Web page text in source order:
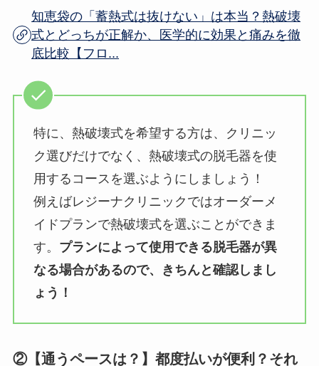
知恵袋の「蓄熱式は抜けない」は本当？熱破壊
式とどっちが正解か、医学的に効果と痛みを徹
底比較【フロ...
特に、熱破壊式を希望する方は、クリニッ
ク選びだけでなく、熱破壊式の脱毛器を使
用するコースを選ぶようにしましょう！
例えばレジーナクリニックではオーダーメ
イドプランで熱破壊式を選ぶことができま
す。 プランによって使用できる脱毛器が異
なる場合があるので、きちんと確認しまし
ょう！
②【通うペースは？】都度払いが便利？それ